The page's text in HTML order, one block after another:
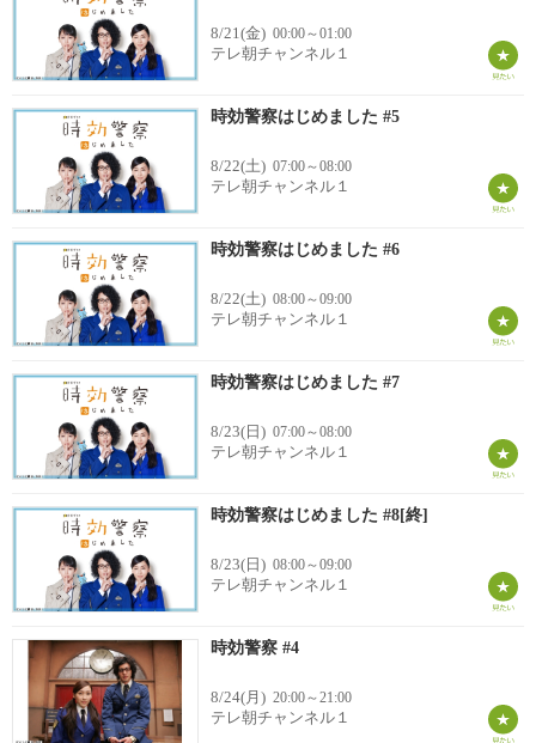
8/21(金) 00:00～01:00
テレ朝チャンネル１
時効警察はじめました #5
8/22(土) 07:00～08:00
テレ朝チャンネル１
時効警察はじめました #6
8/22(土) 08:00～09:00
テレ朝チャンネル１
時効警察はじめました #7
8/23(日) 07:00～08:00
テレ朝チャンネル１
時効警察はじめました #8[終]
8/23(日) 08:00～09:00
テレ朝チャンネル１
時効警察 #4
8/24(月) 20:00～21:00
テレ朝チャンネル１